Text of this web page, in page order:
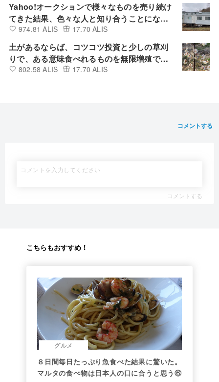
Yahoo!オークションで様々なものを売り続け
てきた結果、色々な人と知り合うことにな
り、驚きや学び、想像していなかった世界が
広がり続けている。
974.81 ALIS 17.70 ALIS
土があるならば、コツコツ投資と少しの草刈
りで、ある意味食べれるものを無限増殖でき
る。802.58 ALIS 17.70 ALIS
コメントする
コメントする
こちらもおすすめ！
グルメ
８日間毎日たっぷり魚食べた結果に驚いた。
マルタの食べ物は日本人の口に合うと思う⑥